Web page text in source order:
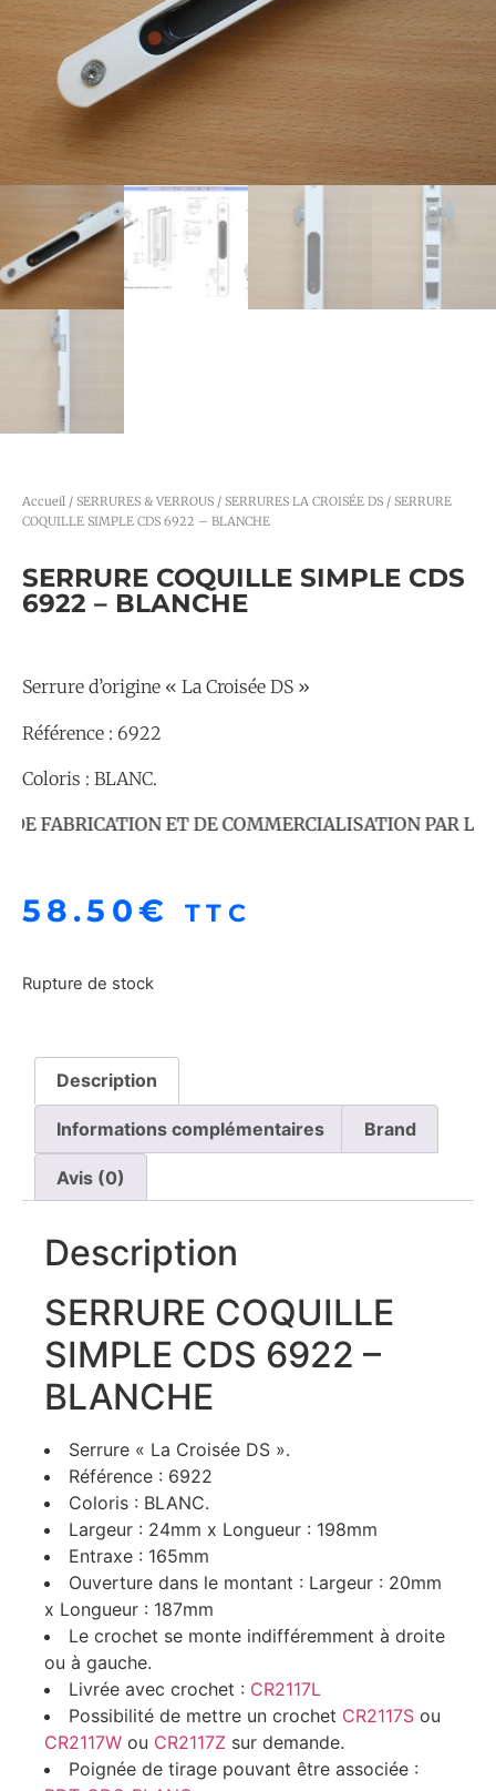
Accueil / SERRURES & VERROUS / SERRURES LA CROISÉE DS / SERRURE
COQUILLE SIMPLE CDS 6922 – BLANCHE
SERRURE COQUILLE SIMPLE CDS
6922 – BLANCHE
Serrure d’origine « La Croisée DS »
Référence : 6922
Coloris : BLANC.
FABRICATION ET DE COMMERCIALISATION PAR LE
58.50€ TTC
Rupture de stock
Description
Informations complémentaires Brand
Avis (0)
Description
SERRURE COQUILLE
SIMPLE CDS 6922 –
BLANCHE
Serrure « La Croisée DS ».
Référence : 6922
Coloris : BLANC.
Largeur : 24mm x Longueur : 198mm
Entraxe : 165mm
Ouverture dans le montant : Largeur : 20mm
x Longueur : 187mm
Le crochet se monte indifféremment à droite
ou à gauche.
Livrée avec crochet : CR2117L
Possibilité de mettre un crochet CR2117S ou
CR2117W ou CR2117Z sur demande.
Poignée de tirage pouvant être associée :